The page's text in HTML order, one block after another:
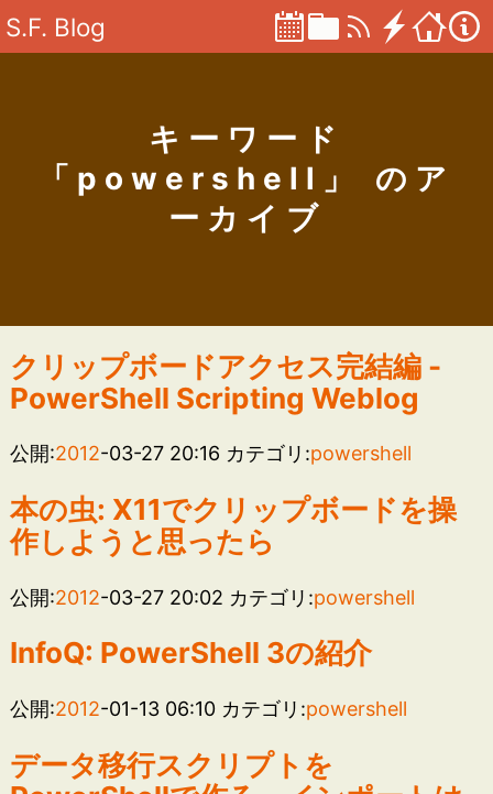
S.F. Blog
キーワード
「powershell」 のア
ーカイブ
クリップボードアクセス完結編 -
PowerShell Scripting Weblog
公開:2012-03-27 20:16 カテゴリ:powershell
本の虫: X11でクリップボードを操
作しようと思ったら
公開:2012-03-27 20:02 カテゴリ:powershell
InfoQ: PowerShell 3の紹介
公開:2012-01-13 06:10 カテゴリ:powershell
データ移行スクリプトを